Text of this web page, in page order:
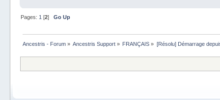
Pages: 1 [2] Go Up
Ancestris - Forum» Ancestris Support » FRANÇAIS » [Résolu] Démarrage